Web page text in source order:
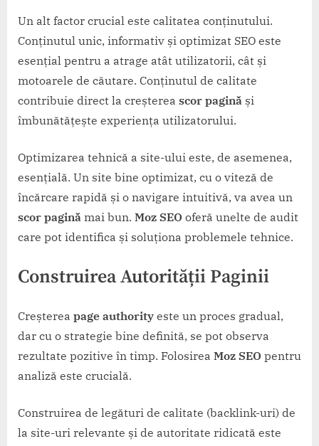
Un alt factor crucial este calitatea conținutului.
Conținutul unic, informativ și optimizat SEO este
esențial pentru a atrage atât utilizatorii, cât și
motoarele de căutare. Conținutul de calitate
contribuie direct la creșterea scor pagină și
îmbunătățește experiența utilizatorului.
Optimizarea tehnică a site-ului este, de asemenea,
esențială. Un site bine optimizat, cu o viteză de
încărcare rapidă și o navigare intuitivă, va avea un
scor pagină mai bun. Moz SEO oferă unelte de audit
care pot identifica și soluționa problemele tehnice.
Construirea Autorității Paginii
Creșterea page authority este un proces gradual,
dar cu o strategie bine definită, se pot observa
rezultate pozitive în timp. Folosirea Moz SEO pentru
analiză este crucială.
Construirea de legături de calitate (backlink-uri) de
la site-uri relevante și de autoritate ridicată este